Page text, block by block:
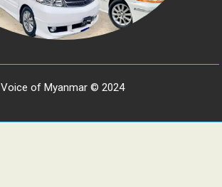
Voice of Myanmar © 2024